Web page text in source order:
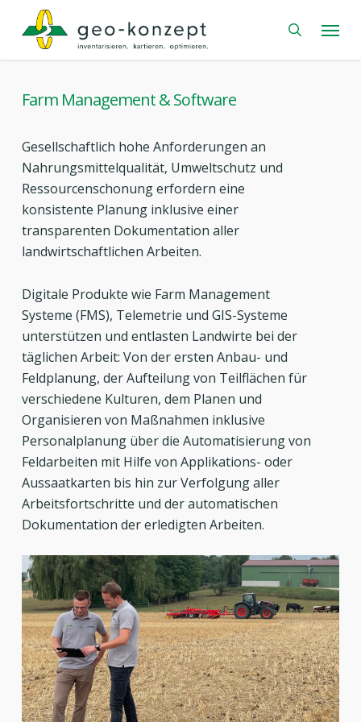
search
Menu
Farm Management & Software
Gesellschaftlich hohe Anforderungen an
Nahrungsmittelqualität, Umweltschutz und
Ressourcenschonung erfordern eine
konsistente Planung inklusive einer
transparenten Dokumentation aller
landwirtschaftlichen Arbeiten.
Digitale Produkte wie Farm Management
Systeme (FMS), Telemetrie und GIS-Systeme
unterstützen und entlasten Landwirte bei der
täglichen Arbeit: Von der ersten Anbau- und
Feldplanung, der Aufteilung von Teilflächen für
verschiedene Kulturen, dem Planen und
Organisieren von Maßnahmen inklusive
Personalplanung über die Automatisierung von
Feldarbeiten mit Hilfe von Applikations- oder
Aussaatkarten bis hin zur Verfolgung aller
Arbeitsfortschritte und der automatischen
Dokumentation der erledigten Arbeiten.